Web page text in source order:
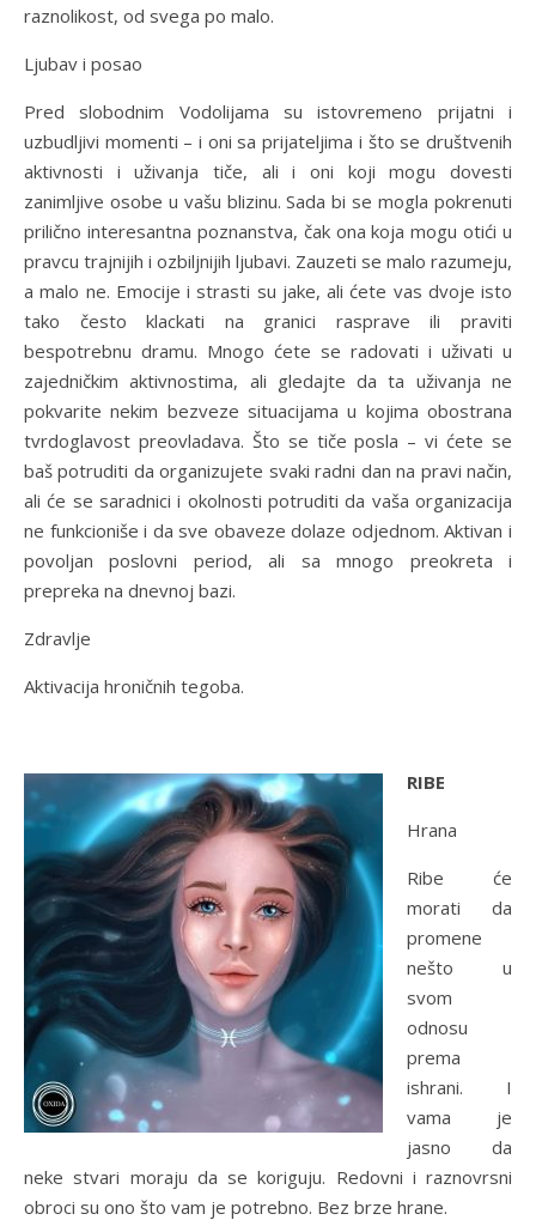
raznolikost, od svega po malo.
Ljubav i posao
Pred slobodnim Vodolijama su istovremeno prijatni i
uzbudljivi momenti – i oni sa prijateljima i što se društvenih
aktivnosti i uživanja tiče, ali i oni koji mogu dovesti
zanimljive osobe u vašu blizinu. Sada bi se mogla pokrenuti
prilično interesantna poznanstva, čak ona koja mogu otići u
pravcu trajnijih i ozbiljnijih ljubavi. Zauzeti se malo razumeju,
a malo ne. Emocije i strasti su jake, ali ćete vas dvoje isto
tako često klackati na granici rasprave ili praviti
bespotrebnu dramu. Mnogo ćete se radovati i uživati u
zajedničkim aktivnostima, ali gledajte da ta uživanja ne
pokvarite nekim bezveze situacijama u kojima obostrana
tvrdoglavost preovladava. Što se tiče posla – vi ćete se
baš potruditi da organizujete svaki radni dan na pravi način,
ali će se saradnici i okolnosti potruditi da vaša organizacija
ne funkcioniše i da sve obaveze dolaze odjednom. Aktivan i
povoljan poslovni period, ali sa mnogo preokreta i
prepreka na dnevnoj bazi.
Zdravlje
Aktivacija hroničnih tegoba.
RIBE
Hrana
Ribe će
morati da
promene
nešto u
svom
odnosu
prema
ishrani. I
vama je
jasno da
neke stvari moraju da se koriguju. Redovni i raznovrsni
obroci su ono što vam je potrebno. Bez brze hrane.